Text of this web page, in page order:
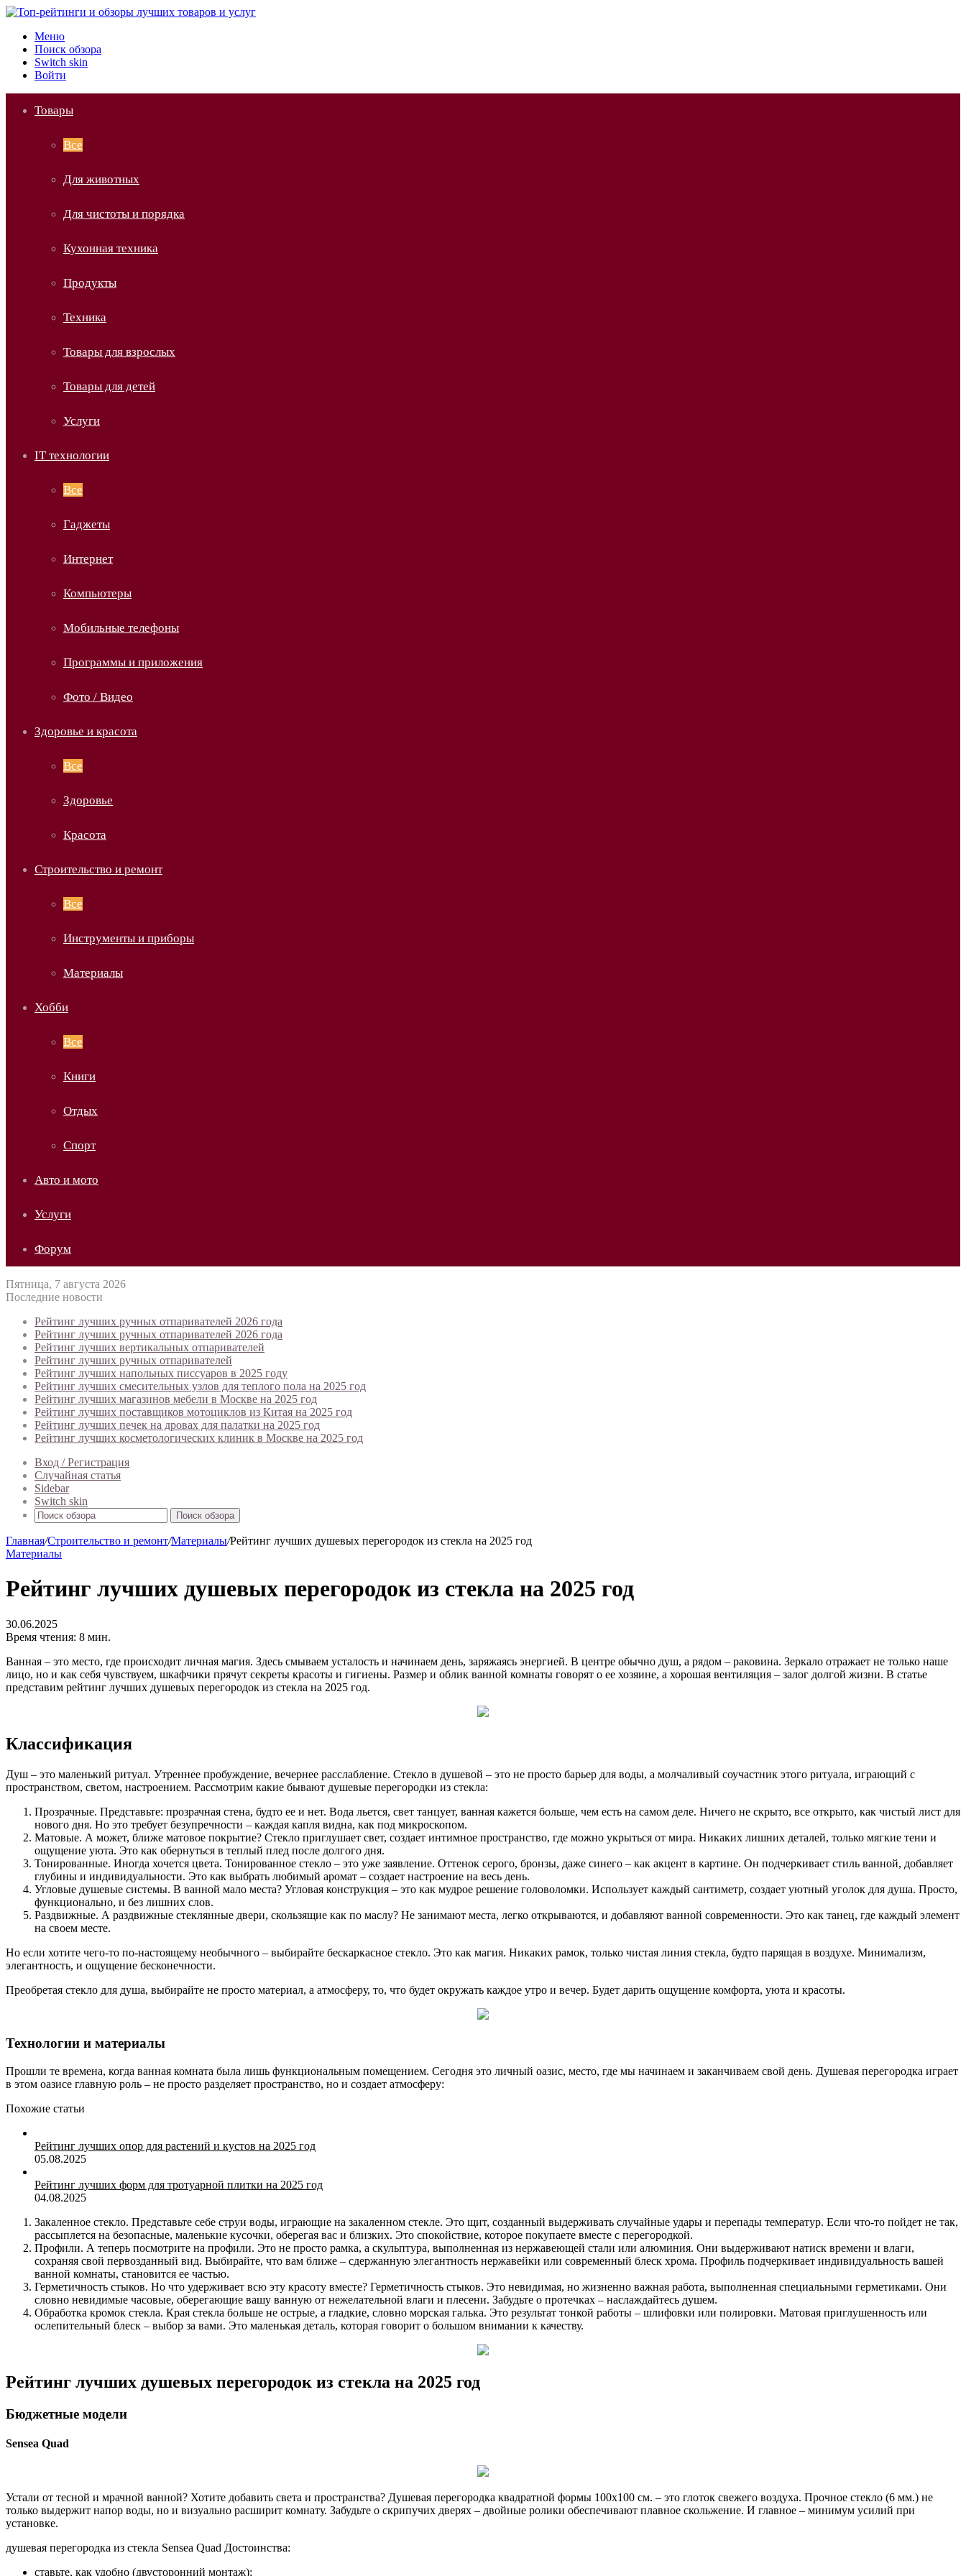
Меню
Поиск обзора
Switch skin
Войти
Товары
Все
Для животных
Для чистоты и порядка
Кухонная техника
Продукты
Техника
Товары для взрослых
Товары для детей
Услуги
IT технологии
Все
Гаджеты
Интернет
Компьютеры
Мобильные телефоны
Программы и приложения
Фото / Видео
Здоровье и красота
Все
Здоровье
Красота
Строительство и ремонт
Все
Инструменты и приборы
Материалы
Хобби
Все
Книги
Отдых
Спорт
Авто и мото
Услуги
Форум
Пятница, 7 августа 2026
Последние новости
Рейтинг лучших ручных отпаривателей 2026 года
Рейтинг лучших ручных отпаривателей 2026 года
Рейтинг лучших вертикальных отпаривателей
Рейтинг лучших ручных отпаривателей
Рейтинг лучших напольных писсуаров в 2025 году
Рейтинг лучших смесительных узлов для теплого пола на 2025 год
Рейтинг лучших магазинов мебели в Москве на 2025 год
Рейтинг лучших поставщиков мотоциклов из Китая на 2025 год
Рейтинг лучших печек на дровах для палатки на 2025 год
Рейтинг лучших косметологических клиник в Москве на 2025 год
Вход / Регистрация
Случайная статья
Sidebar
Switch skin
Поиск обзора
Главная/Строительство и ремонт/Материалы/Рейтинг лучших душевых перегородок из стекла на 2025 год
Материалы
Рейтинг лучших душевых перегородок из стекла на 2025 год
30.06.2025
Время чтения: 8 мин.
Ванная – это место, где происходит личная магия. Здесь смываем усталость и начинаем день, заряжаясь энергией. В центре обычно душ, а рядом – раковина. Зеркало отражает не только наше
лицо, но и как себя чувствуем, шкафчики прячут секреты красоты и гигиены. Размер и облик ванной комнаты говорят о ее хозяине, а хорошая вентиляция – залог долгой жизни. В статье
представим рейтинг лучших душевых перегородок из стекла на 2025 год.
Классификация
Душ – это маленький ритуал. Утреннее пробуждение, вечернее расслабление. Стекло в душевой – это не просто барьер для воды, а молчаливый соучастник этого ритуала, играющий с
пространством, светом, настроением. Рассмотрим какие бывают душевые перегородки из стекла:
Прозрачные. Представьте: прозрачная стена, будто ее и нет. Вода льется, свет танцует, ванная кажется больше, чем есть на самом деле. Ничего не скрыто, все открыто, как чистый лист для
нового дня. Но это требует безупречности – каждая капля видна, как под микроскопом.
Матовые. А может, ближе матовое покрытие? Стекло приглушает свет, создает интимное пространство, где можно укрыться от мира. Никаких лишних деталей, только мягкие тени и
ощущение уюта. Это как обернуться в теплый плед после долгого дня.
Тонированные. Иногда хочется цвета. Тонированное стекло – это уже заявление. Оттенок серого, бронзы, даже синего – как акцент в картине. Он подчеркивает стиль ванной, добавляет
глубины и индивидуальности. Это как выбрать любимый аромат – создает настроение на весь день.
Угловые душевые системы. В ванной мало места? Угловая конструкция – это как мудрое решение головоломки. Использует каждый сантиметр, создает уютный уголок для душа. Просто,
функционально, и без лишних слов.
Раздвижные. А раздвижные стеклянные двери, скользящие как по маслу? Не занимают места, легко открываются, и добавляют ванной современности. Это как танец, где каждый элемент
на своем месте.
Но если хотите чего-то по-настоящему необычного – выбирайте бескаркасное стекло. Это как магия. Никаких рамок, только чистая линия стекла, будто парящая в воздухе. Минимализм,
элегантность, и ощущение бесконечности.
Преобретая стекло для душа, выбирайте не просто материал, а атмосферу, то, что будет окружать каждое утро и вечер. Будет дарить ощущение комфорта, уюта и красоты.
Технологии и материалы
Прошли те времена, когда ванная комната была лишь функциональным помещением. Сегодня это личный оазис, место, где мы начинаем и заканчиваем свой день. Душевая перегородка играет
в этом оазисе главную роль – не просто разделяет пространство, но и создает атмосферу:
Похожие статьи
Рейтинг лучших опор для растений и кустов на 2025 год
05.08.2025
Рейтинг лучших форм для тротуарной плитки на 2025 год
04.08.2025
Закаленное стекло. Представьте себе струи воды, играющие на закаленном стекле. Это щит, созданный выдерживать случайные удары и перепады температур. Если что-то пойдет не так,
рассыплется на безопасные, маленькие кусочки, оберегая вас и близких. Это спокойствие, которое покупаете вместе с перегородкой.
Профили. А теперь посмотрите на профили. Это не просто рамка, а скульптура, выполненная из нержавеющей стали или алюминия. Они выдерживают натиск времени и влаги,
сохраняя свой первозданный вид. Выбирайте, что вам ближе – сдержанную элегантность нержавейки или современный блеск хрома. Профиль подчеркивает индивидуальность вашей
ванной комнаты, становится ее частью.
Герметичность стыков. Но что удерживает всю эту красоту вместе? Герметичность стыков. Это невидимая, но жизненно важная работа, выполненная специальными герметиками. Они
словно невидимые часовые, оберегающие вашу ванную от нежелательной влаги и плесени. Забудьте о протечках – наслаждайтесь душем.
Обработка кромок стекла. Края стекла больше не острые, а гладкие, словно морская галька. Это результат тонкой работы – шлифовки или полировки. Матовая приглушенность или
ослепительный блеск – выбор за вами. Это маленькая деталь, которая говорит о большом внимании к качеству.
Рейтинг лучших душевых перегородок из стекла на 2025 год
Бюджетные модели
Sensea Quad
Устали от тесной и мрачной ванной? Хотите добавить света и пространства? Душевая перегородка квадратной формы 100х100 см. – это глоток свежего воздуха. Прочное стекло (6 мм.) не
только выдержит напор воды, но и визуально расширит комнату. Забудьте о скрипучих дверях – двойные ролики обеспечивают плавное скольжение. И главное – минимум усилий при
установке.
душевая перегородка из стекла Sensea Quad Достоинства:
ставьте, как удобно (двусторонний монтаж);